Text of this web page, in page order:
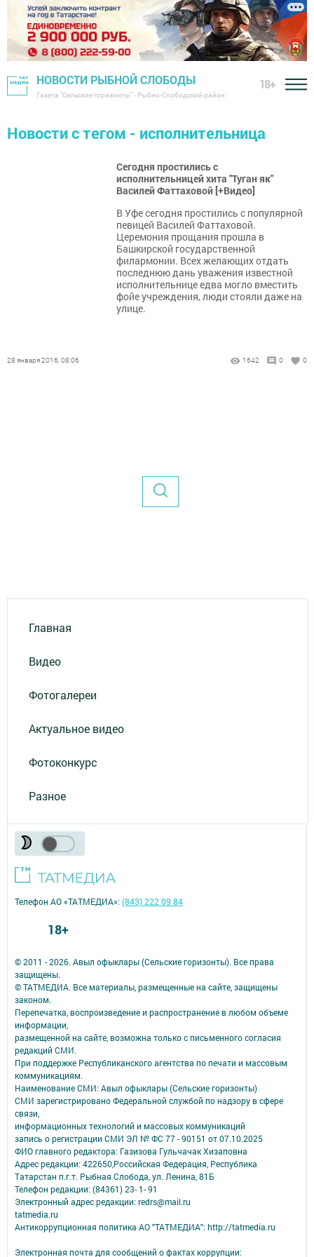
НОВОСТИ РЫБНОЙ СЛОБОДЫ
Газета "Сельские горизонты" - Рыбно-Слободский район
18+
Новости с тегом - исполнительница
Сегодня простились с
исполнительницей хита "Туган як"
Василей Фаттаховой [+Видео]
В Уфе сегодня простились с популярной
певицей Василей Фаттаховой.
Церемония прощания прошла в
Башкирской государственной
филармонии. Всех желающих отдать
последнюю дань уважения известной
исполнительнице едва могло вместить
фойе учреждения, люди стояли даже на
улице.
28 января 2016, 08:06 1642 0 0
Главная
Видео
Фотогалереи
Актуальное видео
Фотоконкурс
Разное
© 2011 - 2026. Авыл офыклары (Сельские горизонты). Все права
защищены.
© ТАТМЕДИА. Все материалы, размещенные на сайте, защищены
законом.
Перепечатка, воспроизведение и распространение в любом объеме
информации,
размещенной на сайте, возможна только с письменного согласия
редакций СМИ.
При поддержке Республиканского агентства по печати и массовым
коммуникациям.
Наименование СМИ: Авыл офыклары (Сельские горизонты)
СМИ зарегистрировано Федеральной службой по надзору в сфере
связи,
информационных технологий и массовых коммуникаций
запись о регистрации СМИ ЭЛ № ФС 77 - 90151 от 07.10.2025
ФИО главного редактора: Газизова Гульчачак Хизаповна
Адрес редакции: 422650,Российская Федерация, Республика
Татарстан п.г.т. Рыбная Слобода, ул. Ленина, 81Б
Телефон редакции: (84361) 23- 1- 91
Электронный адрес редакции: redrs@mail.ru
tatmedia.ru
Антикоррупционная политика АО "ТАТМЕДИА": http://tatmedia.ru
Электронная почта для сообщений о фактах коррупции:
Телефон АО «ТАТМЕДИА»:(843) 222 09 84
18+